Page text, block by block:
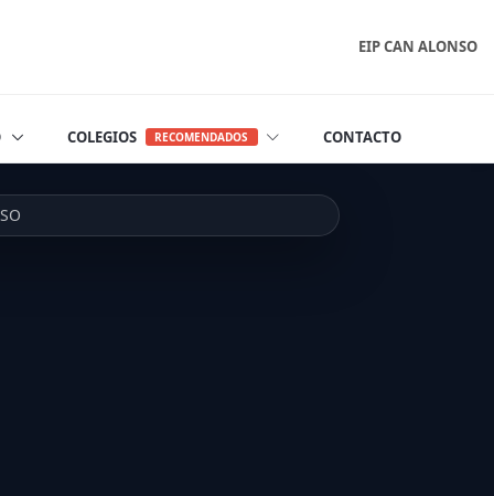
EIP CAN ALONSO
COLEGIOS RECOMENDADOS CONTACTO